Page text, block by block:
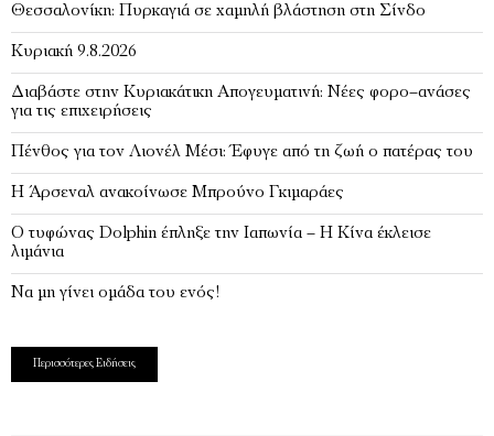
Θεσσαλονίκη: Πυρκαγιά σε χαμηλή βλάστηση στη Σίνδο
Κυριακή 9.8.2026
Διαβάστε στην Κυριακάτικη Απογευματινή: Νέες φορο–ανάσες
για τις επιχειρήσεις
Πένθος για τον Λιονέλ Μέσι: Έφυγε από τη ζωή ο πατέρας του
Η Άρσεναλ ανακοίνωσε Μπρούνο Γκιμαράες
Ο τυφώνας Dolphin έπληξε την Ιαπωνία – H Κίνα έκλεισε
λιμάνια
Να μη γίνει ομάδα του ενός!
Περισσότερες Ειδήσεις